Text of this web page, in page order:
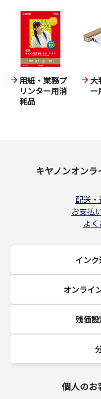
用紙・業務プ
リンター用消
耗品
大
ー
キヤノンオン
配送
お支払
よ
イン
オンライ
残価
個人のお